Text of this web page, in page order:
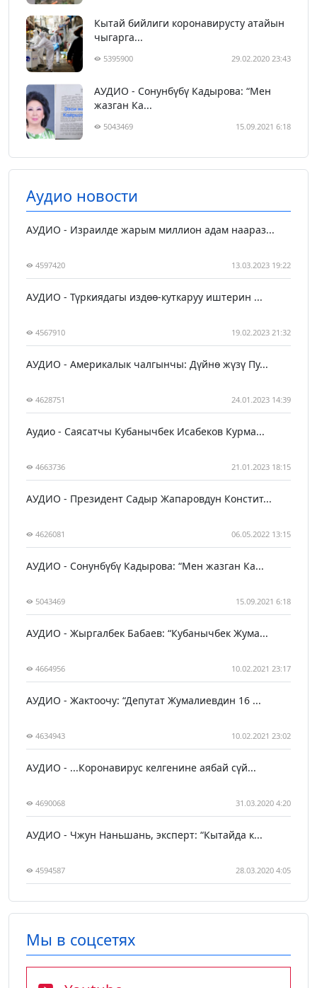
Кытай бийлиги коронавирусту атайын
чыгарга...
5395900 29.02.2020 23:43
АУДИО - Сонунбүбү Кадырова: “Мен
жазган Ка...
5043469 15.09.2021 6:18
Аудио новости
АУДИО - Израилде жарым миллион адам наараз...
4597420 13.03.2023 19:22
АУДИО - Түркиядагы издөө-куткаруу иштерин ...
4567910 19.02.2023 21:32
АУДИО - Америкалык чалгынчы: Дүйнө жүзү Пу...
4628751 24.01.2023 14:39
Аудио - Саясатчы Кубанычбек Исабеков Курма...
4663736 21.01.2023 18:15
АУДИО - Президент Садыр Жапаровдун Констит...
4626081 06.05.2022 13:15
АУДИО - Сонунбүбү Кадырова: “Мен жазган Ка...
5043469 15.09.2021 6:18
АУДИО - Жыргалбек Бабаев: “Кубанычбек Жума...
4664956 10.02.2021 23:17
АУДИО - Жактоочу: “Депутат Жумалиевдин 16 ...
4634943 10.02.2021 23:02
АУДИО - ...Коронавирус келгенине аябай сүй...
4690068 31.03.2020 4:20
АУДИО - Чжун Наньшань, эксперт: “Кытайда к...
4594587 28.03.2020 4:05
Мы в соцсетях